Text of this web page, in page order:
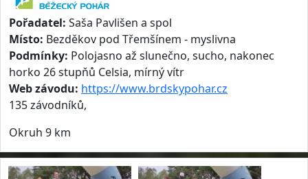
Pořadatel: Saša Pavlišen a spol
Místo: Bezděkov pod Třemšínem - myslivna
Podmínky: Polojasno až slunečno, sucho, nakonec
horko 26 stupňů Celsia, mírný vítr
Web závodu: https://www.brdskypohar.cz
135 závodníků,
Okruh 9 km